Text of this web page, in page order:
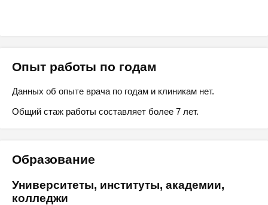
Опыт работы по годам
Данных об опыте врача по годам и клиникам нет.
Общий стаж работы составляет более 7 лет.
Образование
Университеты, институты, академии,
колледжи